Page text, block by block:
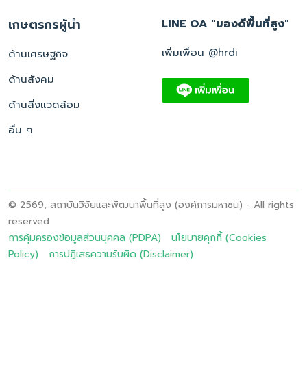
เกษตรกรผู้นำ
ด้านเศรษฐกิจ
ด้านสังคม
ด้านสิ่งแวดล้อม
อื่น ๆ
LINE OA "ของดีพื้นที่สูง"
เพิ่มเพื่อน @hrdi
© 2569, สถาบันวิจัยและพัฒนาพื้นที่สูง (องค์การมหาชน) - All rights
reserved
การคุ้มครองข้อมูลส่วนบุคคล (PDPA)
นโยบายคุกกี้ (Cookies
Policy)
การปฏิเสธความรับผิด (Disclaimer)